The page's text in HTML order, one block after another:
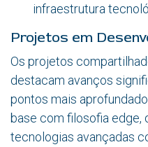
infraestrutura
Projetos em
Os projetos
destacam avanços
pontos mais
base com filosofia edge,
tecnologias avançadas